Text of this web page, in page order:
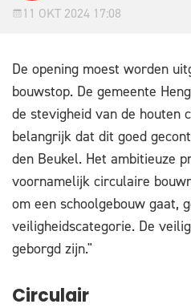
11 OKT 2024 17:08
De opening moest worden
bouwstop. De gemeente
de stevigheid van de houten
belangrijk dat dit goed
den Beukel. Het ambitieuze
voornamelijk circulaire
om een schoolgebouw gaat,
veiligheidscategorie. De
geborgd zijn."
Circulair